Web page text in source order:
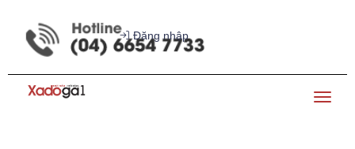
Đăng nhập
ĐIỀU
Toggle